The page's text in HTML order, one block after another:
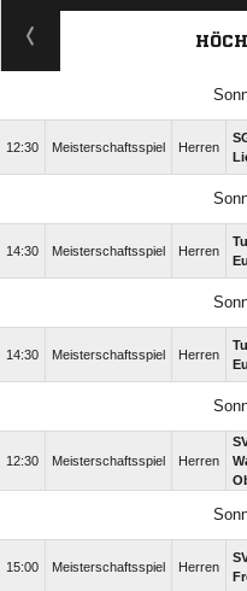
12:30 Meisterschaftsspiel Herren
14:30 Meisterschaftsspiel Herren
14:30 Meisterschaftsspiel Herren
12:30 Meisterschaftsspiel Herren
15:00 Meisterschaftsspiel Herren